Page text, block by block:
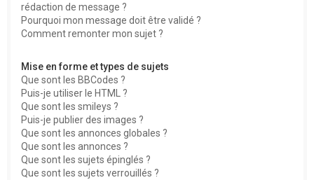
rédaction de message ?
Pourquoi mon message doit être validé ?
Comment remonter mon sujet ?
Mise en forme et types de sujets
Que sont les BBCodes ?
Puis-je utiliser le HTML ?
Que sont les smileys ?
Puis-je publier des images ?
Que sont les annonces globales ?
Que sont les annonces ?
Que sont les sujets épinglés ?
Que sont les sujets verrouillés ?